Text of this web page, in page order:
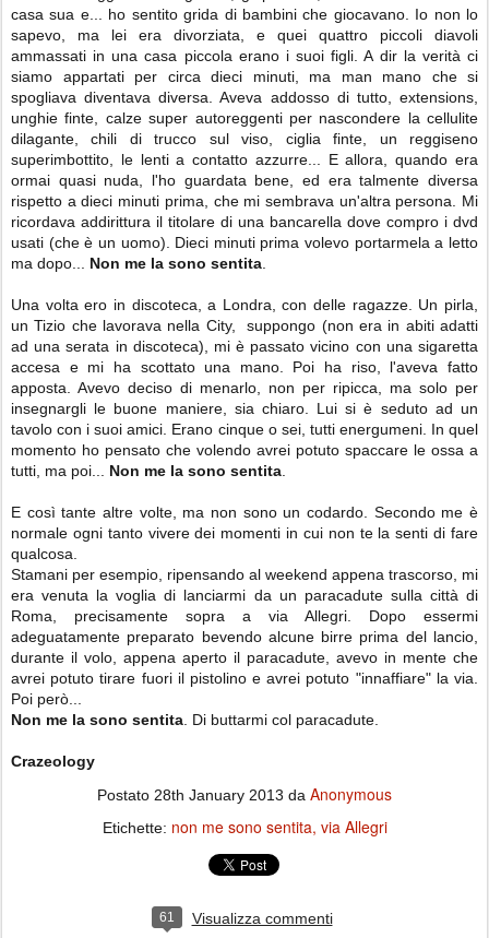
casa sua e... ho sentito grida di bambini che giocavano. Io non lo
sapevo, ma lei era divorziata, e quei quattro piccoli diavoli
ammassati in una casa piccola erano i suoi figli. A dir la verità ci
siamo appartati per circa dieci minuti, ma man mano che si
spogliava diventava diversa. Aveva addosso di tutto, extensions,
unghie finte, calze super autoreggenti per nascondere la cellulite
dilagante, chili di trucco sul viso, ciglia finte, un reggiseno
superimbottito, le lenti a contatto azzurre... E allora, quando era
ormai quasi nuda, l'ho guardata bene, ed era talmente diversa
rispetto a dieci minuti prima, che mi sembrava un'altra persona. Mi
ricordava addirittura il titolare di una bancarella dove compro i dvd
usati (che è un uomo). Dieci minuti prima volevo portarmela a letto
ma dopo... Non me la sono sentita
Una volta ero in discoteca, a Londra, con delle ragazze. Un pirla,
un Tizio che lavorava nella City, suppongo (non era in abiti adatti
ad una serata in discoteca), mi è passato vicino con una sigaretta
accesa e mi ha scottato una mano. Poi ha riso, l'aveva fatto
apposta. Avevo deciso di menarlo, non per ripicca, ma solo per
insegnargli le buone maniere, sia chiaro. Lui si è seduto ad un
tavolo con i suoi amici. Erano cinque o sei, tutti energumeni. In quel
momento ho pensato che volendo avrei potuto spaccare le ossa a
tutti, ma poi... Non me la sono sentita
E così tante altre volte, ma non sono un codardo. Secondo me è
normale ogni tanto vivere dei momenti in cui non te la senti di fare
qualcosa.
Stamani per esempio, ripensando al weekend appena trascorso, mi
era venuta la voglia di lanciarmi da un paracadute sulla città di
Roma, precisamente sopra a via Allegri. Dopo essermi
adeguatamente preparato bevendo alcune birre prima del lancio,
durante il volo, appena aperto il paracadute, avevo in mente che
avrei potuto tirare fuori il pistolino e avrei potuto "innaffiare" la via.
Poi però...
Non me la sono sentita . Di buttarmi col paracadute.
Crazeology
Postato 28th January 2013 da Anonymous
Etichette: non me sono sentita via Allegri
61 Visualizza commenti